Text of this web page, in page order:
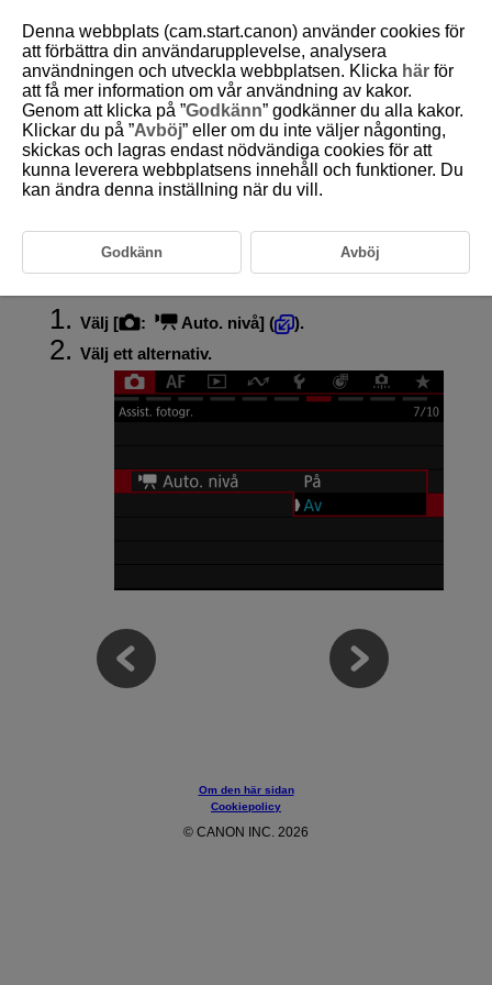
D388-102
Automatisk filmnivå
Automatisk nivåjustering hjälper till att hålla filmer horisontella under
Var försiktig
Välj [ : Auto. nivå] (
).
Välj ett alternativ.
Om den här sidan
Cookiepolicy
© CANON INC. 2026
Denna webbplats (cam.start.canon) använder cookies för
att förbättra din användarupplevelse, analysera
användningen och utveckla webbplatsen. Klicka här för
att få mer information om vår användning av kakor.
Genom att klicka på ”Godkänn” godkänner du alla kakor.
Klickar du på ”Avböj” eller om du inte väljer någonting,
skickas och lagras endast nödvändiga cookies för att
kunna leverera webbplatsens innehåll och funktioner. Du
kan ändra denna inställning när du vill.
Godkänn Avböj